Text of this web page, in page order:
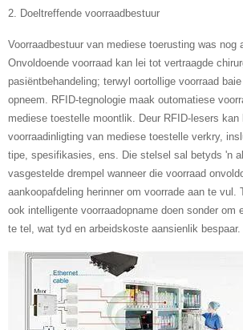
2. Doeltreffende voorraadbestuur
Voorraadbestuur van mediese toerusting was nog
Onvoldoende voorraad kan lei tot vertraagde
pasiëntbehandeling; terwyl oortollige voorraad
opneem. RFID-tegnologie maak outomatiese
mediese toestelle moontlik. Deur RFID-lesers kan
voorraadinligting van mediese toestelle verkry,
tipe, spesifikasies, ens. Die stelsel sal betyds 'n
vasgestelde drempel wanneer die voorraad
aankoopafdeling herinner om voorrade aan te vul.
ook intelligente voorraadopname doen sonder om
te tel, wat tyd en arbeidskoste aansienlik bespaar.